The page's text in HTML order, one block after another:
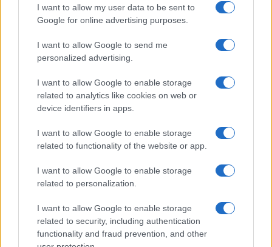
I want to allow my user data to be sent to
Google for online advertising purposes.
I want to allow Google to send me
personalized advertising.
I want to allow Google to enable storage
related to analytics like cookies on web or
device identifiers in apps.
I want to allow Google to enable storage
related to functionality of the website or app.
I want to allow Google to enable storage
related to personalization.
I want to allow Google to enable storage
related to security, including authentication
functionality and fraud prevention, and other
Super Street Fighter IV: más información
Los juegos de lucha, orientados sin duda a…